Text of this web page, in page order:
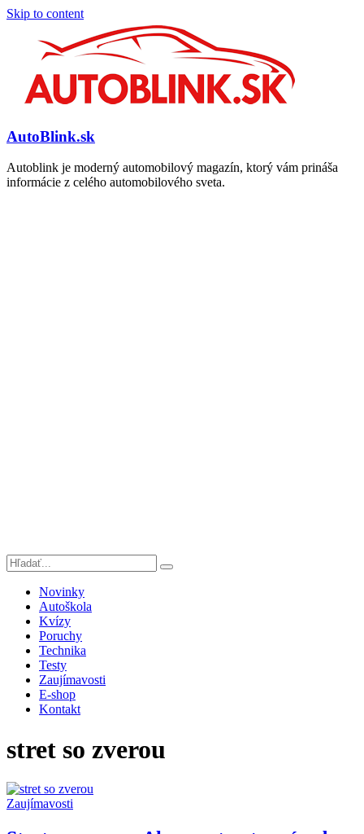
Skip to content
AutoBlink.sk
Autoblink je moderný automobilový magazín, ktorý vám prináša
informácie z celého automobilového sveta.
Novinky
Autoškola
Kvízy
Poruchy
Technika
Testy
Zaujímavosti
E-shop
Kontakt
stret so zverou
Zaujímavosti